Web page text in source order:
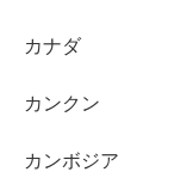
カナダ
カンクン
カンボジア